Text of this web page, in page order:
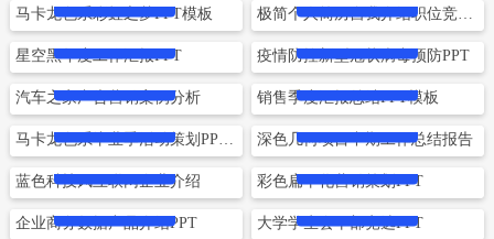
马卡龙色系彩虹之梦PPT模板
极简个人简历自我介绍职位竞聘述职PPT
立即下载
星空黑年度工作汇报PPT
立即下载
疫情防控新型冠状病毒预防PPT
立即下载
汽车之家广告营销案例分析
立即下载
销售季度汇报总结PPT模板
立即下载
马卡龙色系毕业季活动策划PPT模板
立即下载
深色几何项目中期工作总结报告
立即下载
蓝色科技风互联网企业介绍
立即下载
彩色扁平化营销策划PPT
立即下载
企业商务数据产品介绍PPT
立即下载
大学学生会干部竞选PPT